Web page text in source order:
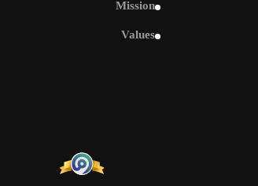
Mission
Values